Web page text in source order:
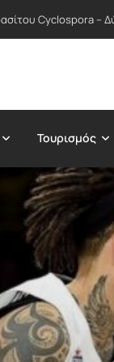
τις πρόωρες
Τουρισμός